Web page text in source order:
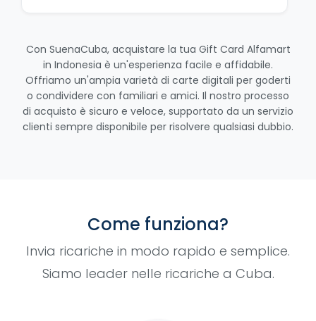
Con SuenaCuba, acquistare la tua Gift Card Alfamart
in Indonesia è un'esperienza facile e affidabile.
Offriamo un'ampia varietà di carte digitali per goderti
o condividere con familiari e amici. Il nostro processo
di acquisto è sicuro e veloce, supportato da un servizio
clienti sempre disponibile per risolvere qualsiasi dubbio.
Come funziona?
Invia ricariche in modo rapido e semplice.
Siamo leader nelle ricariche a Cuba.